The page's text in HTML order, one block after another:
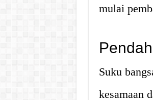
mulai
Suku
kesamaan